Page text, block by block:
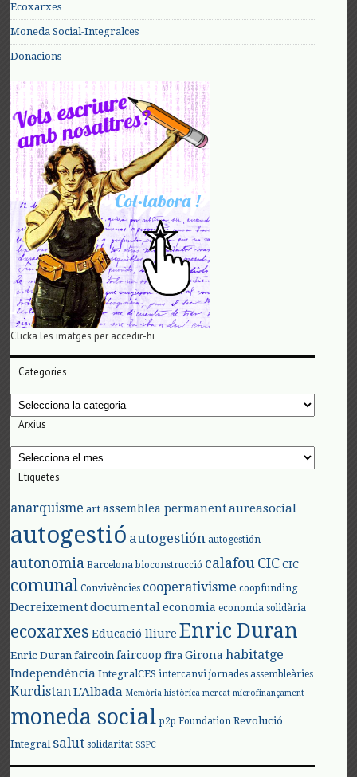
Ecoxarxes
Moneda Social-Integralces
Donacions
Clicka les imatges per accedir-hi
Categories
Categories
Arxius
Arxius
Etiquetes
anarquisme art assemblea permanent aureasocial
autogestió autogestión autogestión
autonomia Barcelona bioconstrucció calafouCIC CIC
comunal Convivències cooperativisme coopfunding
Decreixement documental economia economia solidària
ecoxarxes Educació lliure Enric Duran
Enric Duran faircoin faircoop fira Girona habitatge
Independència IntegralCES intercanvi jornades assembleàries
KurdistanL'Albada Memòria històrica mercat microfinançament
moneda social p2p Foundation Revolució
Integral salut solidaritat SSPC